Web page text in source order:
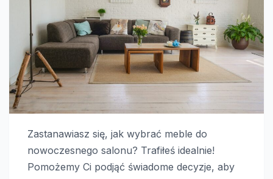
Zastanawiasz się, jak wybrać meble do
nowoczesnego salonu? Trafiłeś idealnie!
Pomożemy Ci podjąć świadome decyzje, aby